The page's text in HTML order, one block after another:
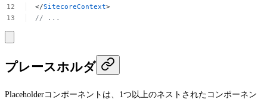
</SitecoreContext>
//
...
プレースホルダ
Placeholderコンポーネントは、1つ以上のネストされたコンポーネン